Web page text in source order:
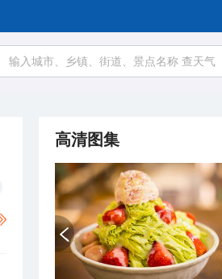
高清图集